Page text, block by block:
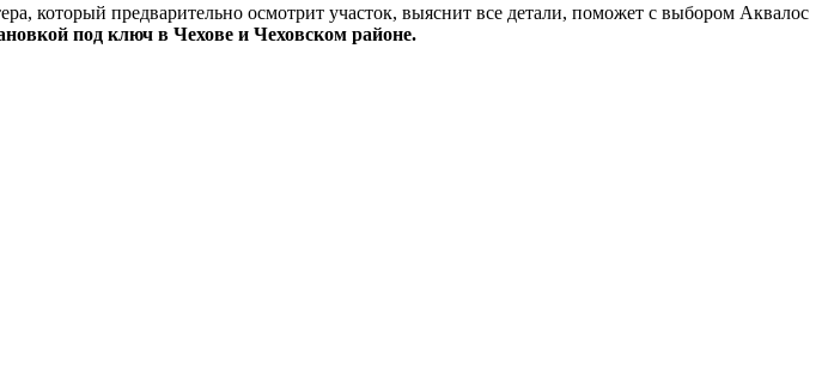
который предварительно осмотрит участок, выяснит все детали, поможет с выбором Аквалос
под ключ в Чехове и Чеховском районе.